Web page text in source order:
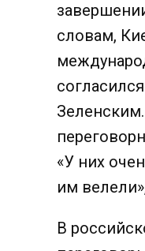
словам,
«У них
им
В